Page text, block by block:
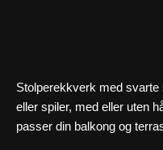
Stolperekkverk med svarte
eller spiler, med eller uten
passer din balkong og